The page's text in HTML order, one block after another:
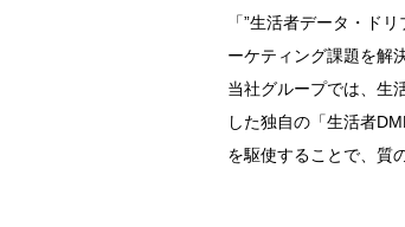
「”生活者データ・ド
ーケティング課題を解
当社グループでは、生
した独自の「生活者
を駆使することで、質